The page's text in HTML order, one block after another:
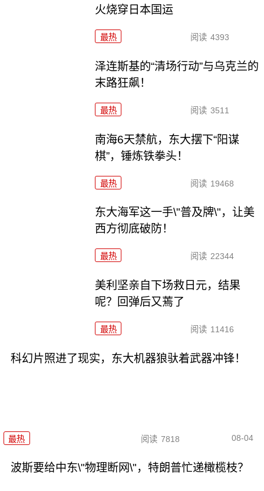
火烧穿日本国运
最热 阅读 4393
泽连斯基的“清场行动”与乌克兰的
末路狂飙！
最热 阅读 3511
南海6天禁航，东大摆下“阳谋
棋”，锤炼铁拳头！
最热 阅读 19468
东大海军这一手\"普及牌\"，让美
西方彻底破防！
最热 阅读 22344
美利坚亲自下场救日元，结果
呢？回弹后又蔫了
最热 阅读 11416
科幻片照进了现实，东大机器狼驮着武器冲锋！
最热 阅读 7818 08-04
波斯要给中东\"物理断网\"，特朗普忙递橄榄枝？